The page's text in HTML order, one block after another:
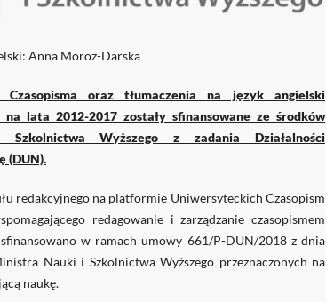
Anna Moroz-Darska
Czasopisma oraz tłumaczenia na język angielski
lata 2012-2017 zostały sfinansowane ze środków
Wyższego z zadania Działalności
(DUN).
redakcyjnego na platformie Uniwersyteckich Czasopism
redagowanie i zarządzanie czasopismem
w ramach umowy 661/P-DUN/2018 z dnia
Nauki i Szkolnictwa Wyższego przeznaczonych na
naukę.